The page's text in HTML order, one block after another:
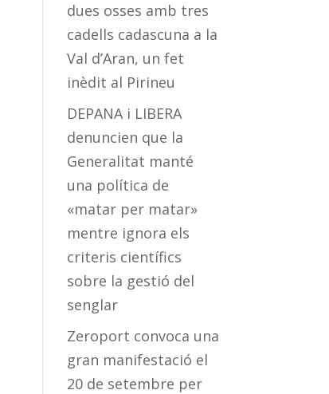
dues osses amb tres
cadells cadascuna a la
Val d’Aran, un fet
inèdit al Pirineu
DEPANA i LIBERA
denuncien que la
Generalitat manté
una política de
«matar per matar»
mentre ignora els
criteris científics
sobre la gestió del
senglar
Zeroport convoca una
gran manifestació el
20 de setembre per